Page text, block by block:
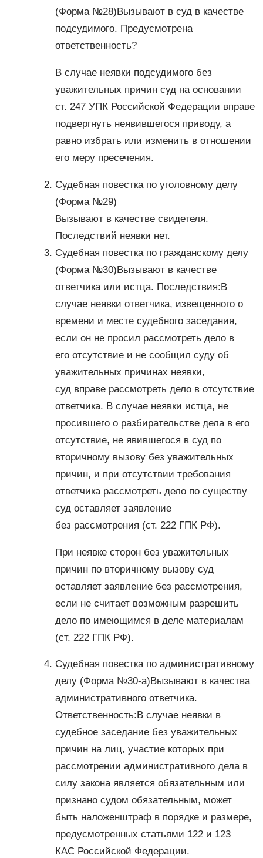
(Форма №28)Вызывают в суд в качестве
подсудимого. Предусмотрена
ответственность?
В случае неявки подсудимого без
уважительных причин суд на основании
ст. 247 УПК Российской Федерации вправе
подвергнуть неявившегося приводу, а
равно избрать или изменить в отношении
его меру пресечения.
Судебная повестка по уголовному делу
(Форма №29)
Вызывают в качестве свидетеля.
Последствий неявки нет.
Судебная повестка по гражданскому делу
(Форма №30)Вызывают в качестве
ответчика или истца. Последствия:В
случае неявки ответчика, извещенного о
времени и месте судебного заседания,
если он не просил рассмотреть дело в
его отсутствие и не сообщил суду об
уважительных причинах неявки,
суд вправе рассмотреть дело в отсутствие
ответчика. В случае неявки истца, не
просившего о разбирательстве дела в его
отсутствие, не явившегося в суд по
вторичному вызову без уважительных
причин, и при отсутствии требования
ответчика рассмотреть дело по существу
суд оставляет заявление
без рассмотрения (ст. 222 ГПК РФ).
При неявке сторон без уважительных
причин по вторичному вызову суд
оставляет заявление без рассмотрения,
если не считает возможным разрешить
дело по имеющимся в деле материалам
(ст. 222 ГПК РФ).
Судебная повестка по административному
делу (Форма №30-а)Вызывают в качества
административного ответчика.
Ответственность:В случае неявки в
судебное заседание без уважительных
причин на лиц, участие которых при
рассмотрении административного дела в
силу закона является обязательным или
признано судом обязательным, может
быть наложенштраф в порядке и размере,
предусмотренных статьями 122 и 123
КАС Российской Федерации.